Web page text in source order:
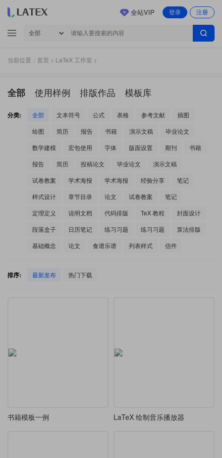
登录 注册
全站VIP
当前位置： 首页 > LaTeX 工作室 >
全部 使用样例 排版作品 模板库
分类: 全部 文本符号 公式 表格 参考文献
插图
绘图
简历 报告 书籍 演示文稿
毕业论文
数学建模
宏包使用 字体 版面设置 期刊
书籍
报告
简历 投稿论文 毕业论文
演示文稿
试卷教案
学术海报 学术海报 经验分享
笔记
样式设计
章节目录 论文 试卷教案
笔记
定理定义
说明文档 代码排版 TeX 教程
封面设计
段落盒子
日历笔记 练习习题 练习习题
算法排版
基础概念
论文 食谱乐谱 列表样式 信件
排序: 最新发布 热门下载
书籍模板一例 LaTeX 绘制音乐播放器